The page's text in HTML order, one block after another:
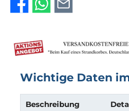
Wichtige Daten
Beschreibung